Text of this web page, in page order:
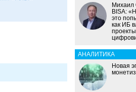
Михаил
BISA:
это
как ИБ
проекты
АНАЛИТИКА
Новая